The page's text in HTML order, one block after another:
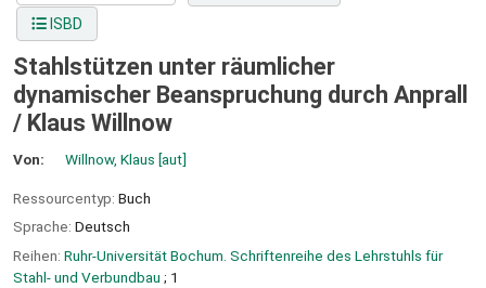
ISBD
Stahlstützen unter räumlicher
dynamischer Beanspruchung durch Anprall
/ Klaus Willnow
Von: Willnow, Klaus [aut]
Ressourcentyp: Buch
Sprache: Deutsch
Reihen: Ruhr-Universität Bochum. Schriftenreihe des Lehrstuhls für
Stahl- und Verbundbau ; 1